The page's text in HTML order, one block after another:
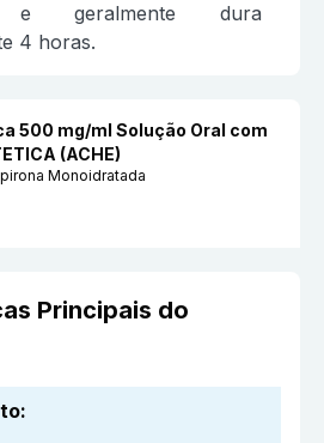
e geralmente dura
4 horas.
500 mg/ml Solução Oral com
(ACHE)
Monoidratada
Principais do
: